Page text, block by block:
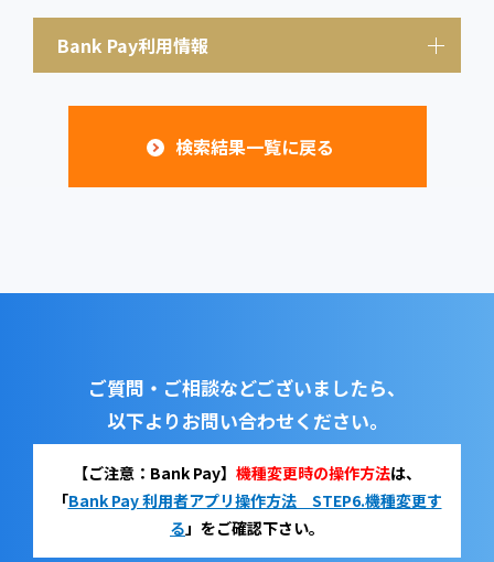
Bank Pay利用情報
検索結果一覧に戻る
ご質問・ご相談などございましたら、
以下よりお問い合わせください。
【ご注意：Bank Pay】 機種変更時の操作方法は、
「Bank Pay 利用者アプリ操作方法 STEP6.機種変更す
る 」をご確認下さい。